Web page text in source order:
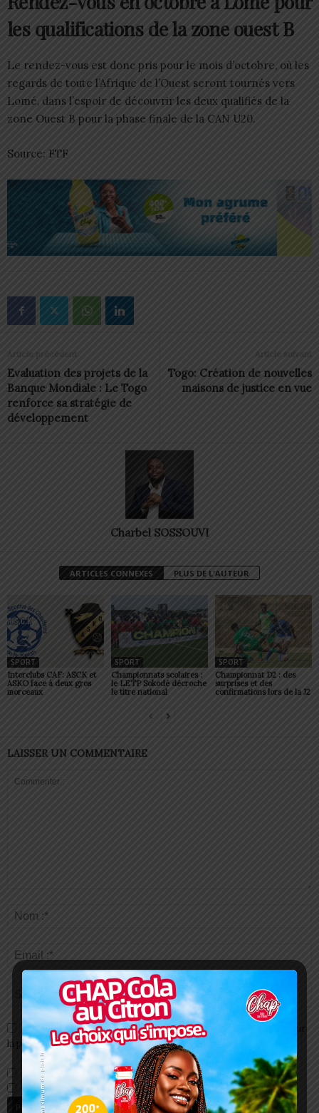
les qualifications de la zone ouest B
Le rendez-vous est donc pris pour le mois d’octobre, où les
regards de toute l’Afrique de l’Ouest seront tournés vers
Lomé, dans l’espoir de découvrir les deux qualifiés de la
zone Ouest B pour la phase finale de la CAN U20.
Source: FTF
Article précédent
Evaluation des projets de la
Banque Mondiale : Le Togo
renforce sa stratégie de
développement
Article suivant
Togo: Création de nouvelles
maisons de justice en vue
Charbel SOSSOUVI
ARTICLES CONNEXES PLUS DE L'AUTEUR
SPORT
Interclubs CAF: ASCK et
ASKO face à deux gros
morceaux
SPORT
Championnats scolaires :
le LETP Sokodé décroche
le titre national
SPORT
Championnat D2 : des
surprises et des
confirmations lors de la J2
LAISSER UN COMMENTAIRE
Enregistrer mon nom, email et site web dans ce navigateur pour
la prochaine fois que je commenterai.
Prévenez-moi de tous les nouveaux commentaires par e-mail.
Prévenez-moi de tous les nouveaux articles par e-mail.